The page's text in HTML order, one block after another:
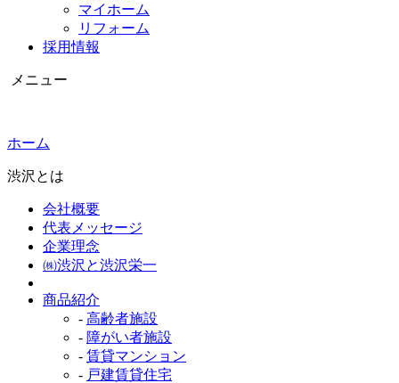
マイホーム
リフォーム
採用情報
メニュー
ホーム
渋沢とは
会社概要
代表メッセージ
企業理念
㈱渋沢と渋沢栄一
商品紹介
- 高齢者施設
- 障がい者施設
- 賃貸マンション
- 戸建賃貸住宅